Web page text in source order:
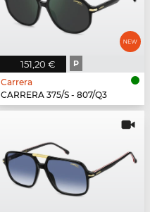
151,20 € P
Carrera
CARRERA 375/S - 807/Q3